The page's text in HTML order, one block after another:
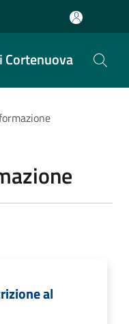
Cortenuova
al